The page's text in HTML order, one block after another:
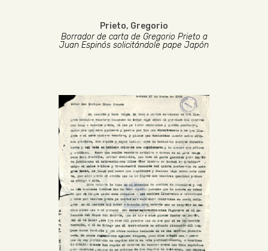
Prieto, Gregorio
Borrador de carta de Gregorio Prieto a
Juan Espinós solicitándole pape Japón